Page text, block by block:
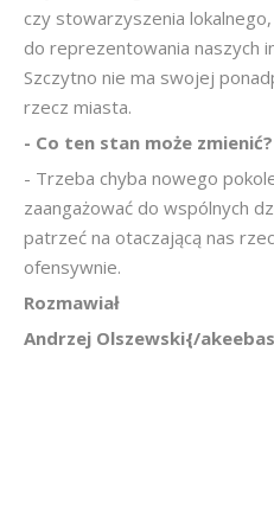
czy stowarzyszenia
do reprezentowania naszych
Szczytno nie ma swojej
rzecz miasta.
- Co ten stan może zmienić?
- Trzeba chyba nowego
zaangażować do wspólnych
patrzeć na otaczającą nas
ofensywnie.
Rozmawiał
Andrzej Olszewski{/